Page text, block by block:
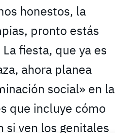
honestos, la
pronto estás
fiesta, que ya es
ahora planea
social» en la
que incluye cómo
si ven los genitales